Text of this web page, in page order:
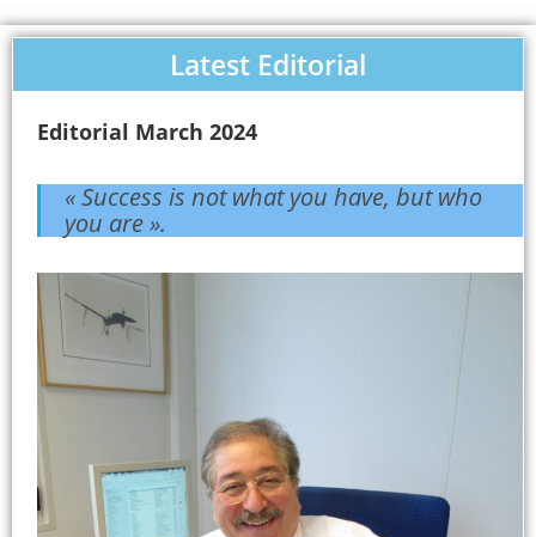
Latest Editorial
Editorial March 2024
« Success is not what you have, but who
you are ».